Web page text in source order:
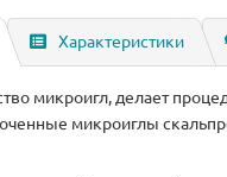
Характеристики
микроигл, делает
микроиглы